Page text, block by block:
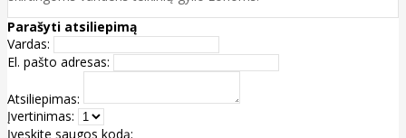
Parašyti atsiliepimą
Vardas:
El. pašto adresas:
Atsiliepimas:
Įvertinimas:
Įveskite saugos kodą: